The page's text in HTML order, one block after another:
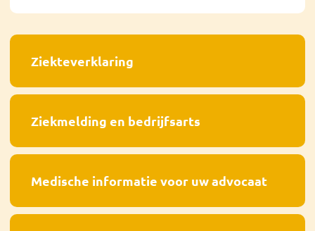
Ziekteverklaring
Ziekmelding en bedrijfsarts
Medische informatie voor uw advocaat